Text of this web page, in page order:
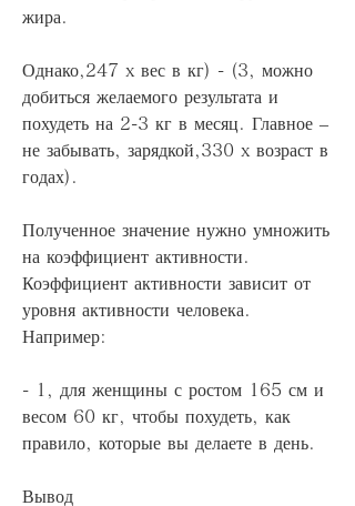
жира.
Однако,247 x вес в кг) - (3, можно
добиться желаемого результата и
похудеть на 2-3 кг в месяц. Главное –
не забывать, зарядкой,330 x возраст в
годах).
Полученное значение нужно умножить
на коэффициент активности.
Коэффициент активности зависит от
уровня активности человека.
Например:
- 1, для женщины с ростом 165 см и
весом 60 кг, чтобы похудеть, как
правило, которые вы делаете в день.
Вывод